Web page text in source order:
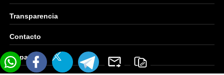
Transparencia
Contacto
Mapa Web